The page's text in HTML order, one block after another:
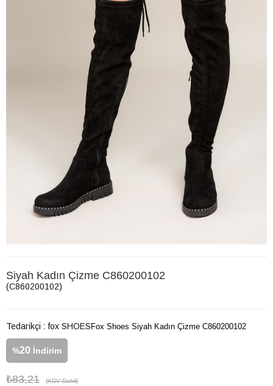
Siyah Kadın Çizme C860200102
(C860200102)
Tedarikçi : fox SHOES
%20 İndirim
₺83,21 (KDV Dahil)
Fox Shoes Siyah Kadın Çizme C860200102